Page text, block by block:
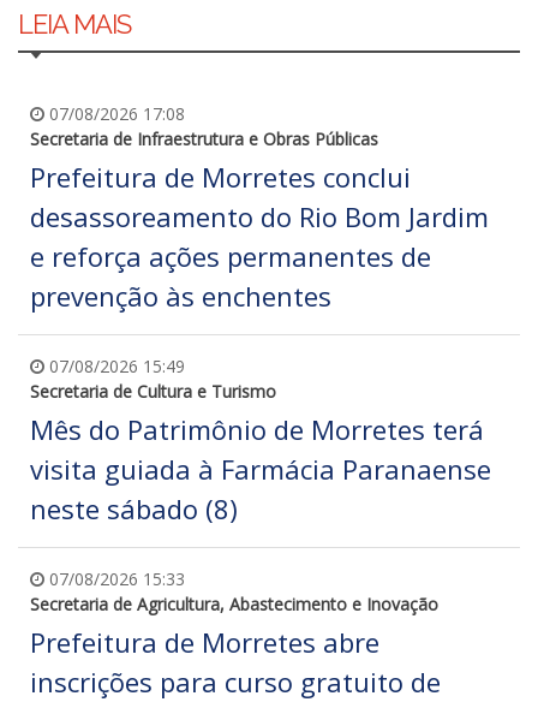
LEIA MAIS
07/08/2026 17:08
Secretaria de Infraestrutura e Obras Públicas
Prefeitura de Morretes conclui
desassoreamento do Rio Bom Jardim
e reforça ações permanentes de
prevenção às enchentes
07/08/2026 15:49
Secretaria de Cultura e Turismo
Mês do Patrimônio de Morretes terá
visita guiada à Farmácia Paranaense
neste sábado (8)
07/08/2026 15:33
Secretaria de Agricultura, Abastecimento e Inovação
Prefeitura de Morretes abre
inscrições para curso gratuito de